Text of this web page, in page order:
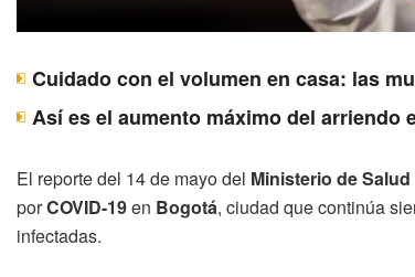
Cuidado con el volumen en casa: las
Así es el aumento máximo del arriendo
El reporte del 14 de mayo del Ministerio de
porCOVID-19en Bogotá, ciudad que continúa
infectadas.